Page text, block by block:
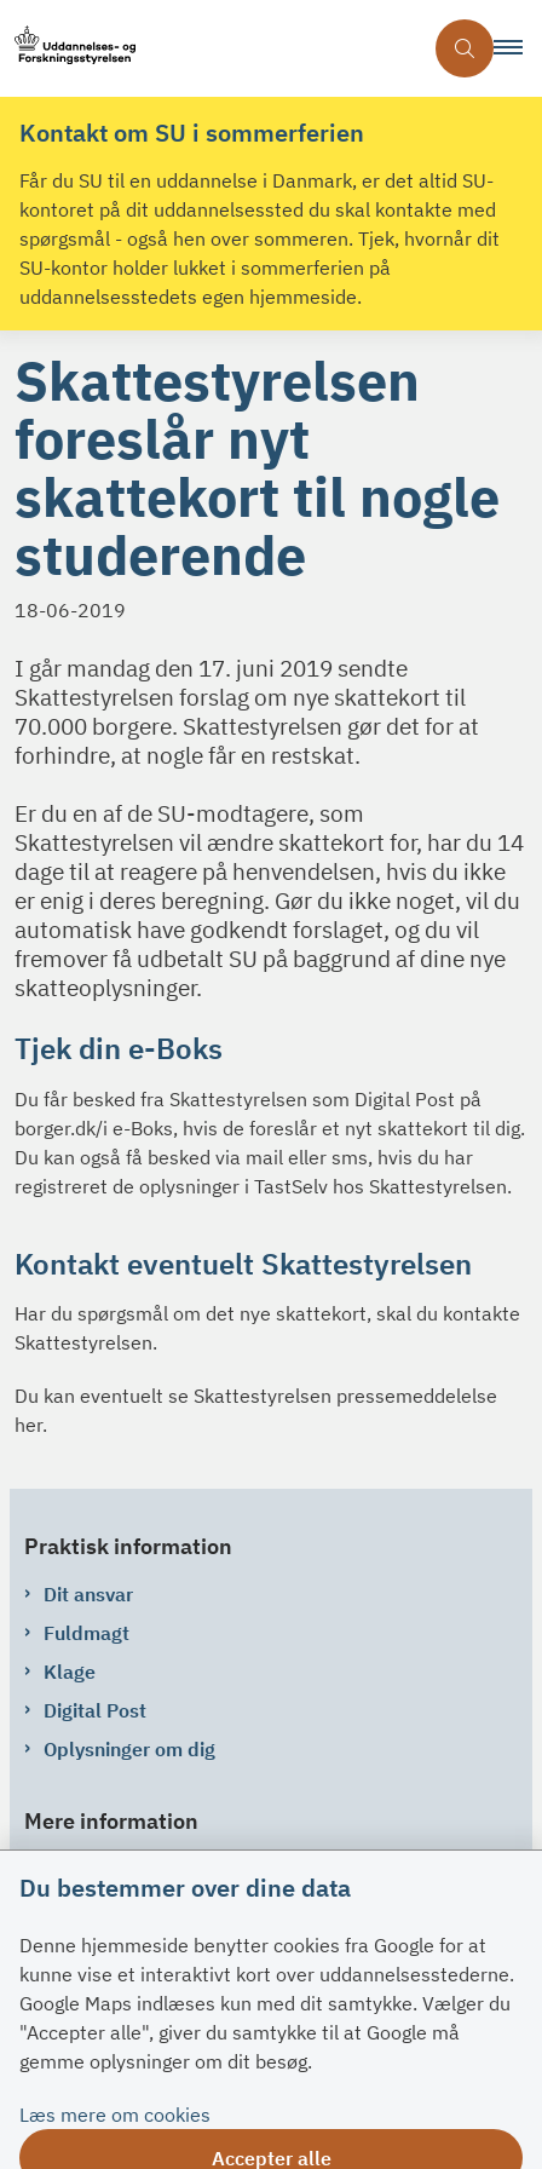
Kontakt om SU i sommerferien
Får du SU til en uddannelse i Danmark, er det altid SU-
kontoret på dit uddannelsessted du skal kontakte med
spørgsmål - også hen over sommeren. Tjek, hvornår dit
SU-kontor holder lukket i sommerferien på
uddannelsesstedets egen hjemmeside.
Skattestyrelsen
foreslår nyt
skattekort til nogle
studerende
18-06-2019
I går mandag den 17. juni 2019 sendte
Skattestyrelsen forslag om nye skattekort til
70.000 borgere. Skattestyrelsen gør det for at
forhindre, at nogle får en restskat.
Er du en af de SU-modtagere, som
Skattestyrelsen vil ændre skattekort for, har du 14
dage til at reagere på henvendelsen, hvis du ikke
er enig i deres beregning. Gør du ikke noget, vil du
automatisk have godkendt forslaget, og du vil
fremover få udbetalt SU på baggrund af dine nye
skatteoplysninger.
Tjek din e-Boks
Du får besked fra Skattestyrelsen som Digital Post på
borger.dk/i e-Boks, hvis de foreslår et nyt skattekort til dig.
Du kan også få besked via mail eller sms, hvis du har
registreret de oplysninger i TastSelv hos Skattestyrelsen.
Kontakt eventuelt Skattestyrelsen
Har du spørgsmål om det nye skattekort, skal du kontakte
Skattestyrelsen.
Du kan eventuelt se Skattestyrelsen pressemeddelelse
her.
Praktisk information
Dit ansvar
Fuldmagt
Klage
Digital Post
Oplysninger om dig
Mere information
Spørgsmål og svar
Kontakt
Paragraffer
Du bestemmer over dine data
Denne hjemmeside benytter cookies fra Google for at
kunne vise et interaktivt kort over uddannelsesstederne.
Google Maps indlæses kun med dit samtykke. Vælger du
"Accepter alle", giver du samtykke til at Google må
gemme oplysninger om dit besøg.
Læs mere om cookies
Accepter alle